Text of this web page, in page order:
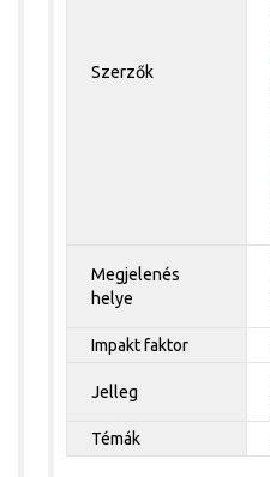
Szerzők
Megjelenés
helye
Impakt faktor
Jelleg
Témák